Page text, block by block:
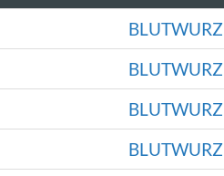
BLUTWURZ
BLUTWURZ
BLUTWURZ
BLUTWURZ